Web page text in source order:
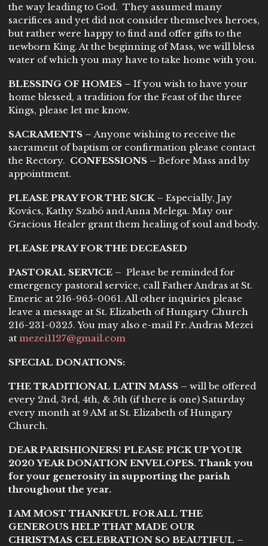
the way leading to God. They assumed many
sacrifices and yet did not consider themselves heroes,
but rather were happy to find and offer gifts to the
newborn King. At the beginning of Mass, we will bless
water of which you may have to take home with you.
BLESSING OF HOMES – If you wish to have your
home blessed, a tradition for the Feast of the three
Kings, please let me know.
SACRAMENTS – Anyone wishing to receive the
sacrament of baptism or confirmation please contact
the Rectory. CONFESSIONS – Before Mass and by
appointment.
PLEASE PRAY FOR THE SICK – Especially, Jay
Kovács, Kathy Szabó and Anna Melega. May our
Gracious Healer grant them healing of soul and body.
PLEASE PRAY FOR THE DECEASED
PASTORAL SERVICE – Please be reminded for
emergency pastoral service, call Father Andras at St.
Emeric at 216-965-0061. All other inquiries please
leave a message at St. Elizabeth of Hungary Church
216-231-0325. You may also e-mail Fr. Andras Mezei
at mezei1127@gmail.com
SPECIAL DONATIONS:
THE TRADITIONAL LATIN MASS – will be offered
every 2nd, 3rd, 4th, & 5th (if there is one) Saturday
every month at 9 AM at St. Elizabeth of Hungary
Church.
DEAR PARISHIONERS! PLEASE PICK UP YOUR
2020 YEAR DONATION ENVELOPES. Thank you
for your generosity in supporting the parish
throughout the year.
I AM MOST THANKFUL FOR ALL THE
GENEROUS HELP THAT MADE OUR
CHRISTMAS CELEBRATION SO BEAUTIFUL –